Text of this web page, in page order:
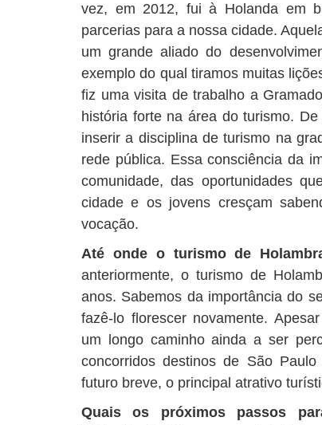
vez, em 2012, fui à Holanda em
parcerias para a nossa cidade.
um grande aliado do
exemplo do qual tiramos muitas
fiz uma visita de trabalho a
história forte na área do turismo.
inserir a disciplina de turismo na
rede pública. Essa consciência da
comunidade, das oportunidades
cidade e os jovens cresçam
vocação.
Até onde o turismo de
anteriormente, o turismo de
anos. Sabemos da importância do
fazê-lo florescer novamente.
um longo caminho ainda a ser
concorridos destinos de São
futuro breve, o principal atrativo
Quais os próximos passos